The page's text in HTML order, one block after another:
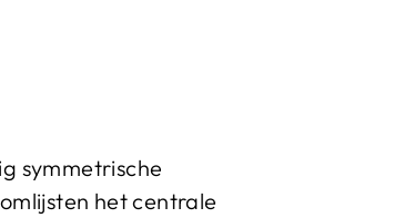
symmetrische
het centrale